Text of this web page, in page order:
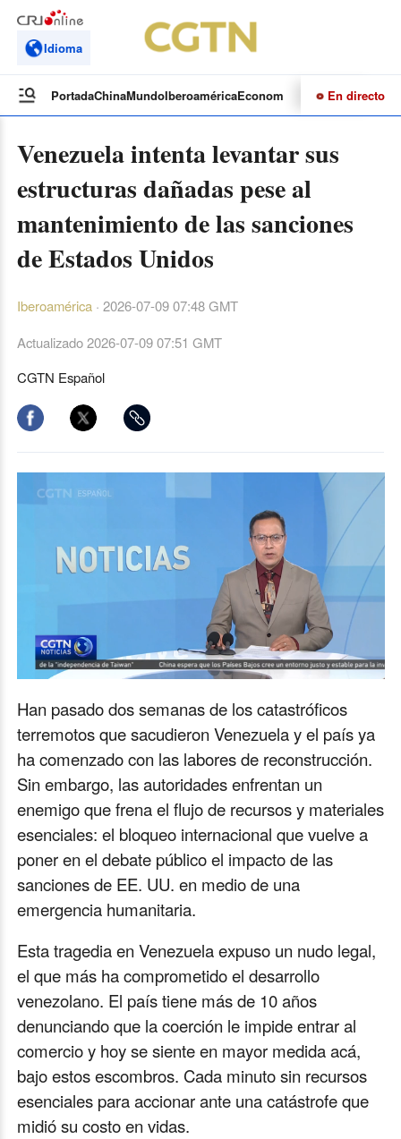
Idioma
PortadaChinaMundoIberoaméricaEconomía CulturaDeportes
En directo
Venezuela intenta levantar sus
estructuras dañadas pese al
mantenimiento de las sanciones
de Estados Unidos
Iberoamérica· 2026-07-09 07:48 GMT
Actualizado2026-07-09 07:51 GMT
CGTN Español
Mute Loaded:
24.38%
Playback
Rate
Auto
Han pasado dos semanas de los catastróficos
terremotos que sacudieron Venezuela y el país ya
ha comenzado con las labores de reconstrucción.
Sin embargo, las autoridades enfrentan un
enemigo que frena el flujo de recursos y materiales
esenciales: el bloqueo internacional que vuelve a
poner en el debate público el impacto de las
sanciones de EE. UU. en medio de una
emergencia humanitaria.
Esta tragedia en Venezuela expuso un nudo legal,
el que más ha comprometido el desarrollo
venezolano. El país tiene más de 10 años
denunciando que la coerción le impide entrar al
comercio y hoy se siente en mayor medida acá,
bajo estos escombros. Cada minuto sin recursos
esenciales para accionar ante una catástrofe que
midió su costo en vidas.